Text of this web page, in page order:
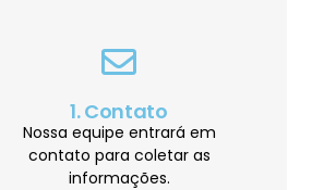
1. Contato
Nossa equipe entrará em
contato para coletar as
informações.